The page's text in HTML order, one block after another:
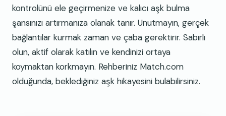
kontrolünü ele geçirmenize ve kalıcı aşk bulma
şansınızı artırmanıza olanak tanır. Unutmayın, gerçek
bağlantılar kurmak zaman ve çaba gerektirir. Sabırlı
olun, aktif olarak katılın ve kendinizi ortaya
koymaktan korkmayın. Rehberiniz Match.com
olduğunda, beklediğiniz aşk hikayesini bulabilirsiniz.